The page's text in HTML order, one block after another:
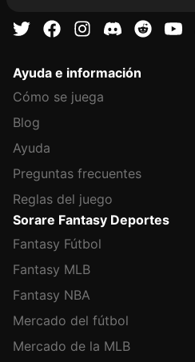
Ayuda e información
Cómo se juega
Blog
Ayuda
Preguntas frecuentes
Reglas del juego
Sorare Fantasy Deportes
Fantasy Fútbol
Fantasy MLB
Fantasy NBA
Mercado del fútbol
Mercado de la MLB